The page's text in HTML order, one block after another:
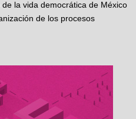
la vida democrática de México
de los procesos